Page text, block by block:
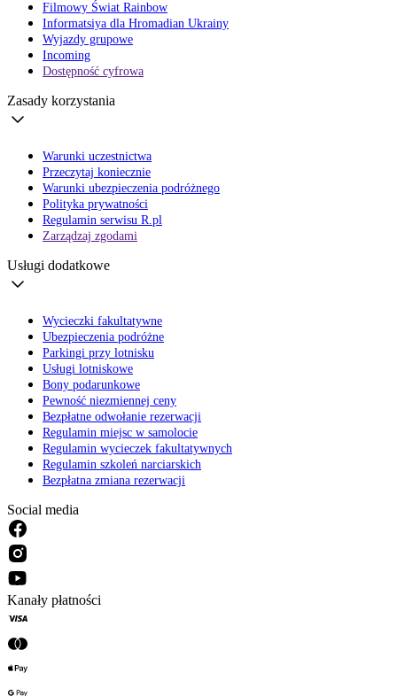
Filmowy Świat Rainbow
Informatsiya dla Hromadian Ukrainy
Wyjazdy grupowe
Incoming
Dostępność cyfrowa
Zasady korzystania
Warunki uczestnictwa
Przeczytaj koniecznie
Warunki ubezpieczenia podróżnego
Polityka prywatności
Regulamin serwisu R.pl
Zarządzaj zgodami
Usługi dodatkowe
Wycieczki fakultatywne
Ubezpieczenia podróżne
Parkingi przy lotnisku
Usługi lotniskowe
Bony podarunkowe
Pewność niezmiennej ceny
Bezpłatne odwołanie rezerwacji
Regulamin miejsc w samolocie
Regulamin wycieczek fakultatywnych
Regulamin szkoleń narciarskich
Bezpłatna zmiana rezerwacji
Social media
Kanały płatności